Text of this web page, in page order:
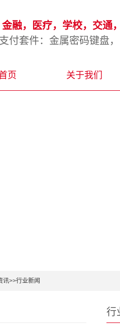
金融，医疗，学校，交通
付套件：金属密码键盘
页 关于我们
讯>>行业新闻
行